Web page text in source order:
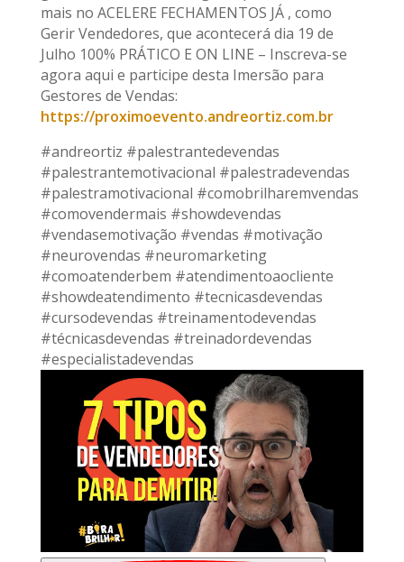
mais no ACELERE FECHAMENTOS JÁ , como
Gerir Vendedores, que acontecerá dia 19 de
Julho 100% PRÁTICO E ON LINE – Inscreva-se
agora aqui e participe desta Imersão para
Gestores de Vendas:
https://proximoevento.andreortiz.com.br
#andreortiz #palestrantedevendas
#palestrantemotivacional #palestradevendas
#palestramotivacional #comobrilharemvendas
#comovendermais #showdevendas
#vendasemotivação #vendas #motivação
#neurovendas #neuromarketing
#comoatenderbem #atendimentoaocliente
#showdeatendimento #tecnicasdevendas
#cursodevendas #treinamentodevendas
#técnicasdevendas #treinadordevendas
#especialistadevendas